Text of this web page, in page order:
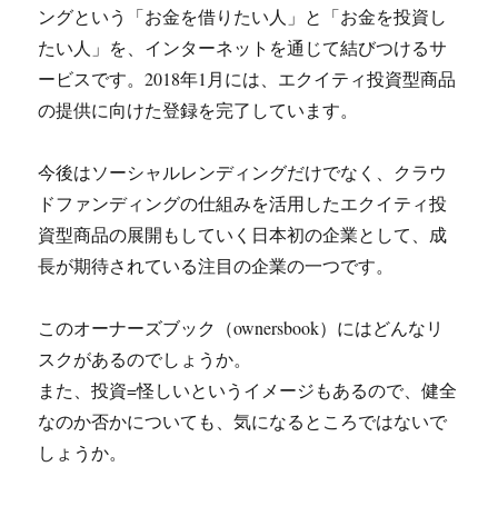
ングという「お金を借りたい人」と「お金を投資し
たい人」を、インターネットを通じて結びつけるサ
ービスです。2018年1月には、エクイティ投資型商品
の提供に向けた登録を完了しています。
今後はソーシャルレンディングだけでなく、クラウ
ドファンディングの仕組みを活用したエクイティ投
資型商品の展開もしていく日本初の企業として、成
長が期待されている注目の企業の一つです。
このオーナーズブック（ownersbook）にはどんなリ
スクがあるのでしょうか。
また、投資=怪しいというイメージもあるので、健全
なのか否かについても、気になるところではないで
しょうか。